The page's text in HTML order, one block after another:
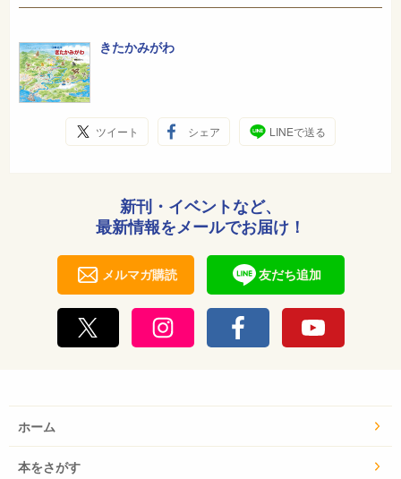
きたかみがわ
ツイート シェア LINEで送る
新刊・イベントなど、
最新情報をメールでお届け！
メルマガ購読 友だち追加
ホーム
本をさがす